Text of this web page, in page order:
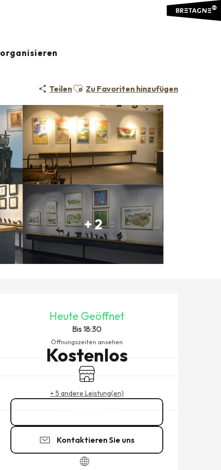
TeilenAjouter aux favoris
Zu Favoriten hinzufügen
+ 2
Heute Geöffnet
Bis 18:30
Öffnungszeiten ansehen
Kostenlos
Shop
+ 5 andere Leistung(en)
Kontaktieren Sie uns